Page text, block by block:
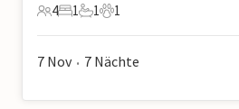
4 Gäste
4
1 Schlafzimmer
1
1 Badezimmer
1
1 Haustier
1
7 Nov • 7 Nächte